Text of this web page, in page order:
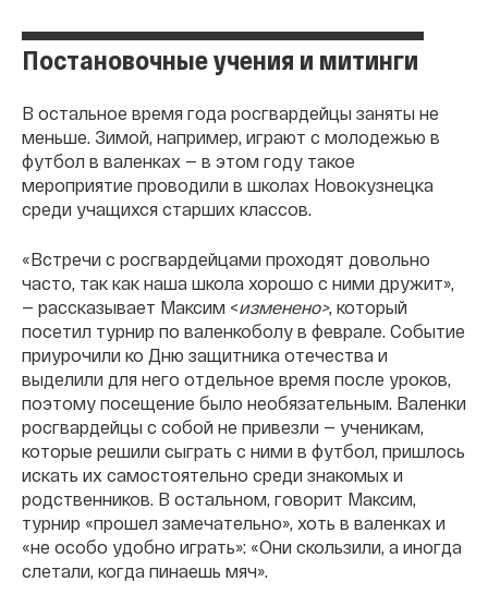
Постановочные учения и митинги
В остальное время года росгвардейцы заняты не
меньше. Зимой, например, играют с молодежью в
футбол в валенках — в этом году такое
мероприятие проводили в школах Новокузнецка
среди учащихся старших классов.
«Встречи с росгвардейцами проходят довольно
часто, так как наша школа хорошо с ними дружит»,
— рассказывает Максим <изменено>, который
посетил турнир по валенкоболу в феврале. Событие
приурочили ко Дню защитника отечества и
выделили для него отдельное время после уроков,
поэтому посещение было необязательным. Валенки
росгвардейцы с собой не привезли — ученикам,
которые решили сыграть с ними в футбол, пришлось
искать их самостоятельно среди знакомых и
родственников. В остальном, говорит Максим,
турнир «прошел замечательно», хоть в валенках и
«не особо удобно играть»: «Они скользили, а иногда
слетали, когда пинаешь мяч».